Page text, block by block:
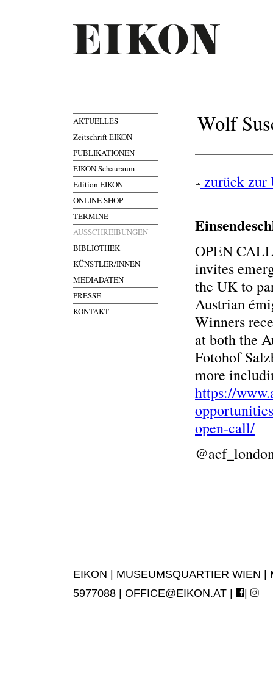
AKTUELLES
Zeitschrift EIKON
PUBLIKATIONEN
EIKON Schauraum
Edition EIKON
ONLINE SHOP
TERMINE
AUSSCHREIBUNGEN
BIBLIOTHEK
KÜNSTLER/INNEN
MEDIADATEN
PRESSE
KONTAKT
Wolf
zurück zur
OPEN
invites
the UK to
Austrian
Winners
at both the
Fotohof
more
https://
open-call/
EIKON | MUSEUMSQUARTIER WIEN
5977088 | OFFICE@EIKON.AT | |